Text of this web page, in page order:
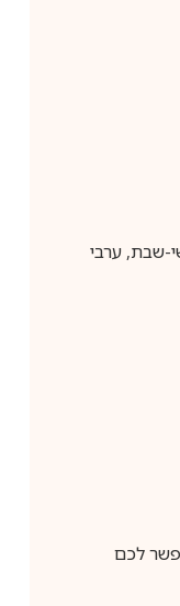
כולל תיאום טלפוני. לא כולל שישי-שבת, ערבי
לכם